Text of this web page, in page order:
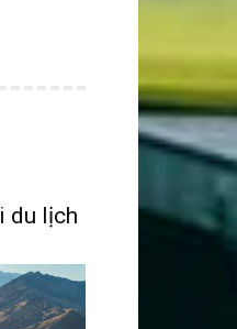
du lịch